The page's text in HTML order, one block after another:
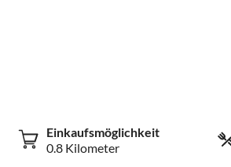
Einkaufsmöglichkeit
0.8 Kilometer